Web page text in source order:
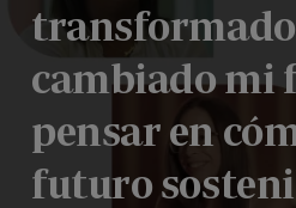
cambiado mi
pensar en
futuro